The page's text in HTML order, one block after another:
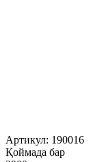
Артикул: 190016
Қоймада бар